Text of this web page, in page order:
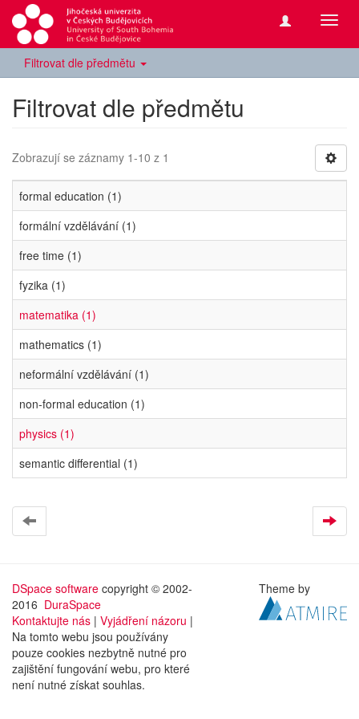
Filtrovat dle předmětu
Filtrovat dle předmětu
Zobrazují se záznamy 1-10 z 1
formal education (1)
formální vzdělávání (1)
free time (1)
fyzika (1)
matematika (1)
mathematics (1)
neformální vzdělávání (1)
non-formal education (1)
physics (1)
semantic differential (1)
DSpace software copyright © 2002-
2016 DuraSpace
Kontaktujte nás | Vyjádření názoru |
Na tomto webu jsou používány
pouze cookies nezbytně nutné pro
zajištění fungování webu, pro které
není nutné získat souhlas.
Theme by